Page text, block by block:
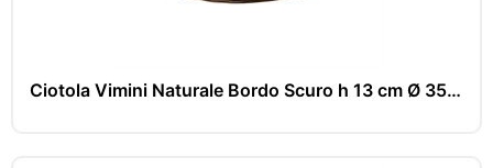
Ciotola Vimini Naturale Bordo Scuro h 13 cm Ø 35 cm